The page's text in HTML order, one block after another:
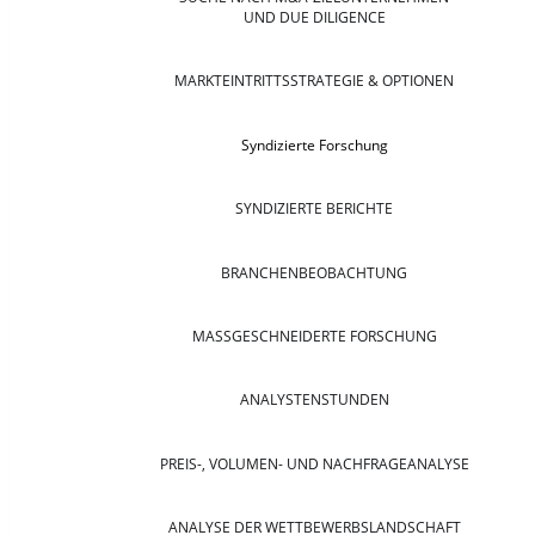
UND DUE DILIGENCE
MARKTEINTRITTSSTRATEGIE & OPTIONEN
Syndizierte Forschung
SYNDIZIERTE BERICHTE
BRANCHENBEOBACHTUNG
MASSGESCHNEIDERTE FORSCHUNG
ANALYSTENSTUNDEN
PREIS-, VOLUMEN- UND NACHFRAGEANALYSE
ANALYSE DER WETTBEWERBSLANDSCHAFT